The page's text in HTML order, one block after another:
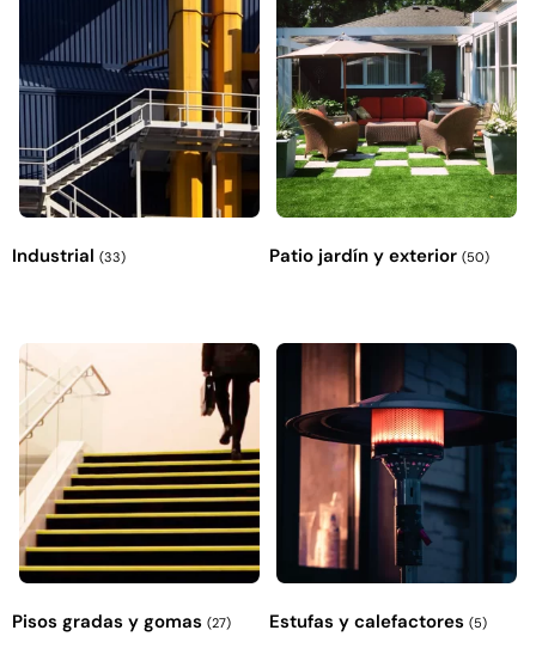
Industrial (33) Patio jardín y exterior (50)
Pisos gradas y gomas (27) Estufas y calefactores (5)